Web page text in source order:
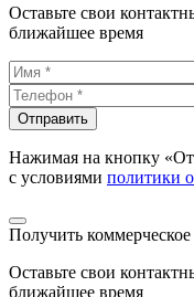
Оставьте свои
ближайшее время
Отправить
Нажимая на кнопку
с условиями политики
Получить
Оставьте свои
ближайшее время